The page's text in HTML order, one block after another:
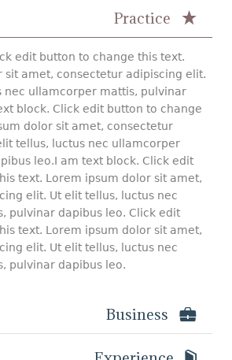
Practice
edit button to change this text.
sit amet, consectetur adipiscing elit.
nec ullamcorper mattis, pulvinar
block. Click edit button to change
dolor sit amet, consectetur
tellus, luctus nec ullamcorper
leo.I am text block. Click edit
text. Lorem ipsum dolor sit amet,
elit. Ut elit tellus, luctus nec
pulvinar dapibus leo. Click edit
text. Lorem ipsum dolor sit amet,
elit. Ut elit tellus, luctus nec
pulvinar dapibus leo.
Business